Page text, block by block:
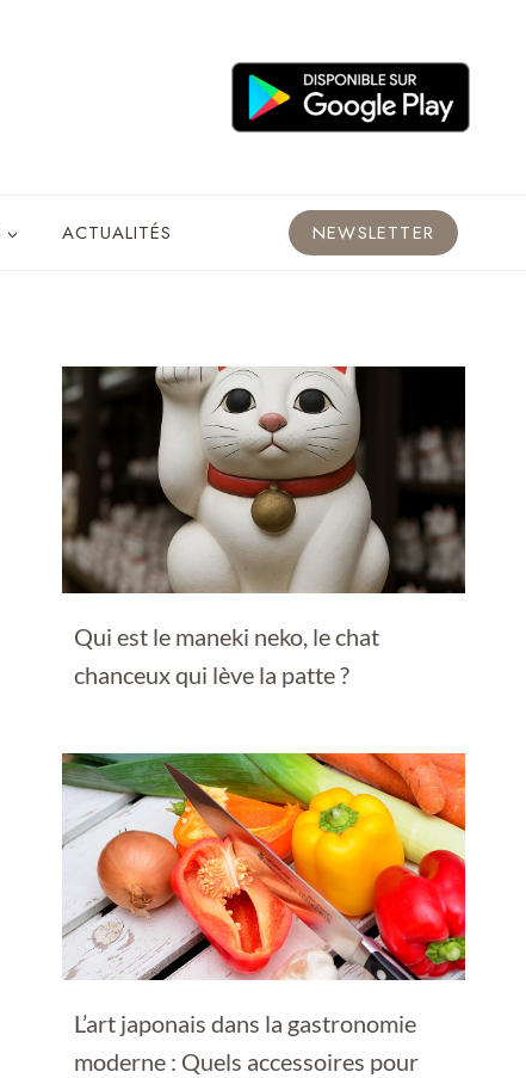
ACTUALITÉS NEWSLETTER
Qui est le maneki neko, le chat
chanceux qui lève la patte ?
L’art japonais dans la gastronomie
moderne : Quels accessoires pour